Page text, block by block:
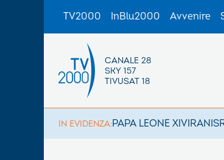
TV2000 InBlu2000 Avvenire
CANALE 28
SKY 157
TIVUSAT 18
IN EVIDENZA:PAPA LEONE XIVIRAN